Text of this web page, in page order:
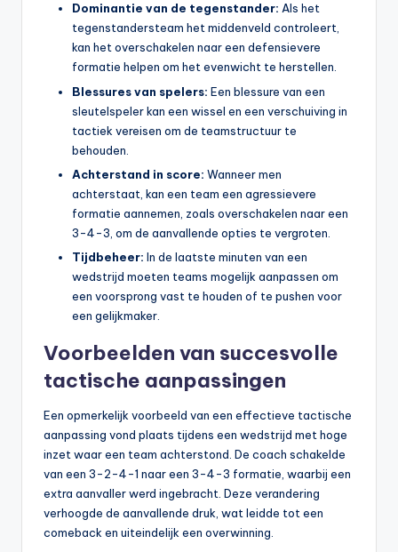
Dominantie van de tegenstander: Als het
tegenstandersteam het middenveld controleert,
kan het overschakelen naar een defensievere
formatie helpen om het evenwicht te herstellen.
Blessures van spelers: Een blessure van een
sleutelspeler kan een wissel en een verschuiving in
tactiek vereisen om de teamstructuur te
behouden.
Achterstand in score: Wanneer men
achterstaat, kan een team een agressievere
formatie aannemen, zoals overschakelen naar een
3-4-3, om de aanvallende opties te vergroten.
Tijdbeheer: In de laatste minuten van een
wedstrijd moeten teams mogelijk aanpassen om
een voorsprong vast te houden of te pushen voor
een gelijkmaker.
Voorbeelden van succesvolle
tactische aanpassingen
Een opmerkelijk voorbeeld van een effectieve tactische
aanpassing vond plaats tijdens een wedstrijd met hoge
inzet waar een team achterstond. De coach schakelde
van een 3-2-4-1 naar een 3-4-3 formatie, waarbij een
extra aanvaller werd ingebracht. Deze verandering
verhoogde de aanvallende druk, wat leidde tot een
comeback en uiteindelijk een overwinning.